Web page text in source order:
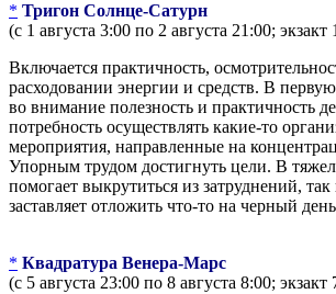
* Тригон Солнце-Сатурн
(с 1 августа 3:00 по 2 августа 21:00; экзакт
Включается практичность,
расходовании энергии и средств. В первую
во внимание полезность и практичность
потребность осуществлять какие-то
мероприятия, направленные на
Упорным трудом достигнуть цели. В
помогает выкрутиться из затруднений,
заставляет отложить что-то на черный
* Квадратура Венера-Марс
(с 5 августа 23:00 по 8 августа 8:00; экзакт